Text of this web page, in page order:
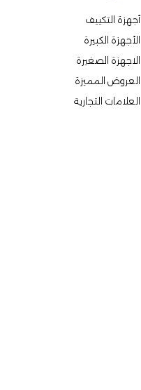
أجهزة التكييف
الأجهزة الكبيرة
الاجهزة الصغيرة
العروض المميزة
العلامات التجارية